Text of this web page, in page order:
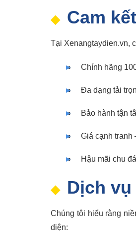
Cam
Tại Xenangtaydien.vn,
Chính hãng
Đa dạng tải
Bảo hành tận
Giá cạnh tranh
Hậu mãi chu
Dịch
Chúng tôi hiểu rằng
diện: